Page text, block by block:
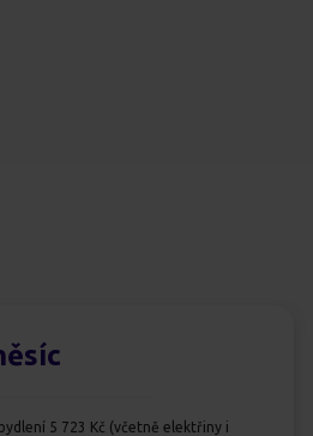
5 723 Kč (včetně elektřiny i